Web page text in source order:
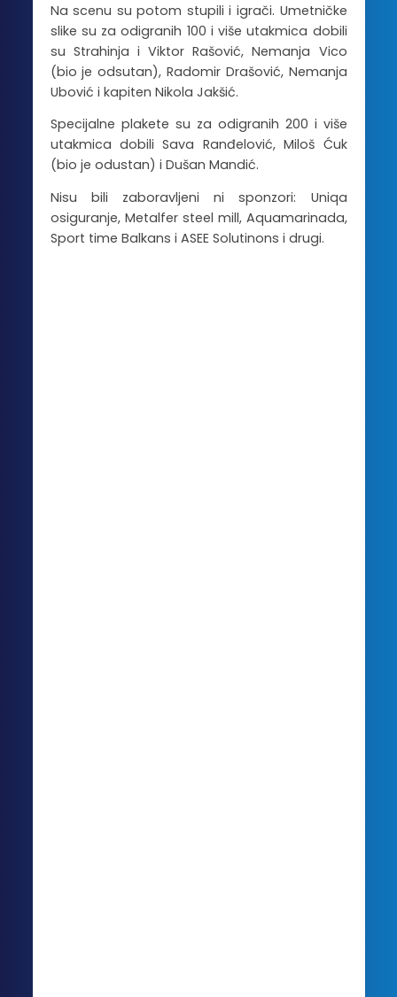
Na scenu su potom stupili i igrači. Umetničke
slike su za odigranih 100 i više utakmica dobili
su Strahinja i Viktor Rašović, Nemanja Vico
(bio je odsutan), Radomir Drašović, Nemanja
Ubović i kapiten Nikola Jakšić.
Specijalne plakete su za odigranih 200 i više
utakmica dobili Sava Ranđelović, Miloš Ćuk
(bio je odustan) i Dušan Mandić.
Nisu bili zaboravljeni ni sponzori: Uniqa
osiguranje, Metalfer steel mill, Aquamarinada,
Sport time Balkans i ASEE Solutinons i drugi.